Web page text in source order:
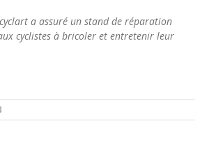
a assuré un stand de réparation
cyclistes à bricoler et entretenir leur